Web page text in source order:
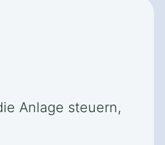
Anlage steuern,